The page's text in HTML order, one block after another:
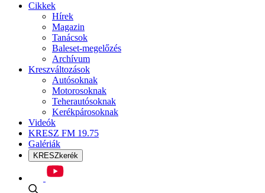
Cikkek
Hírek
Magazin
Tanácsok
Baleset-megelőzés
Archívum
Kreszváltozások
Autósoknak
Motorosoknak
Teherautósoknak
Kerékpárosoknak
Videók
KRESZ FM 19.75
Galériák
KRESZkerék